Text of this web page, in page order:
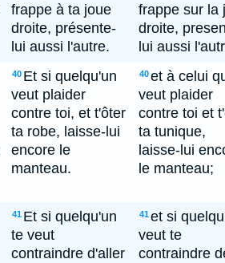
frappe à ta joue
droite, présente-
lui aussi l'autre.
frappe sur la
droite,
lui aussi
40 Et si quelqu'un
veut plaider
contre toi, et t'ôter
ta robe, laisse-lui
encore le
manteau.
40et à celui
veut plaider
contre toi et
ta tunique,
laisse-lui
le manteau;
41 Et si quelqu'un
te veut
contraindre d'aller
41et si
veut te
contraindre